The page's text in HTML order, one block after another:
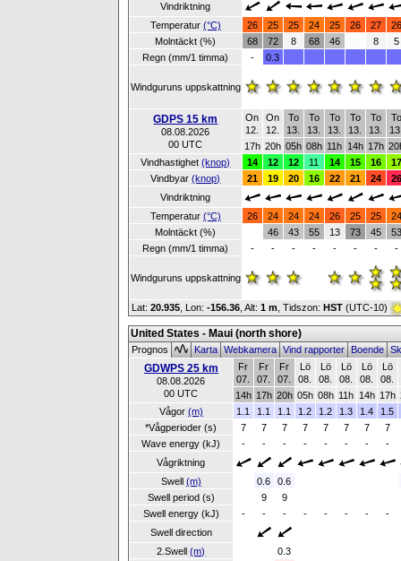
Vindriktning
Temperatur (°C) 26 25 25 24 25 26 27
26
Molntäckt (%)
68 72 8 68 46 8
5
Regn (mm/1 timma)
- 0.3
Windguruns uppskattning
GDPS 15 km
08.08.2026
00 UTC
On
12.
On
12.
To
13.
To
13.
To
13.
To
13.
To
13.
To
17h 20h 05h 08h 11h 14h 17h
Vindhastighet(knop) 14 12 12 11 14 15 16
17
Vindbyar(knop) 21 19 20 16 22 21 24
26
Vindriktning
Temperatur (°C) 26 24 24 24 26 25 25
24
Molntäckt (%)
46 43 55 13 73 45
53
Regn (mm/1 timma)
- - - - - - - -
Windguruns uppskattning
Lat: 20.935 , Lon: -156.36 Alt: 1 m , Tidszon: HST (UTC-10)
United States - Maui (north shore)
Prognos KartaWebkameraVind rapporterBoende
GDWPS 25 km
08.08.2026
00 UTC
Fr
07.
Fr
07.
Fr
07.
Lö
08.
Lö
08.
Lö
08.
Lö
08.
Lö
08.
14h 17h 20h 05h 08h 11h 14h 17h
Vågor (m) 1.1 1.1 1.1 1.2 1.2 1.3 1.4
1.5
*Vågperioder (s)
7 7 7 7 7 7 7
7
Wave energy (kJ)
- - - - - - -
-
Vågriktning
Swell (m) 0.6
0.6
Swell period (s)
9
9
Swell energy (kJ)
- - - - - - -
-
Swell direction
2.Swell(m)
0.3